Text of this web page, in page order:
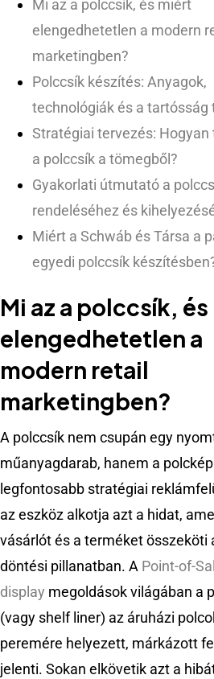
Mi az a polccsík, és miért
elengedhetetlen a modern
marketingben?
Polccsík készítés: Anyagok,
technológiák és a tartósság
Stratégiai tervezés: Hogyan
a polccsík a tömegből?
Gyakorlati útmutató a
rendeléséhez és
Miért a Schwáb és Társa a
egyedi polccsík
Mi az a polccsík,
elengedhetetlen a
modern retail
marketingben?
A polccsík nem csupán egy
műanyagdarab, hanem a polckép
legfontosabb stratégiai
az eszköz alkotja azt a hidat,
vásárlót és a terméket összeköti
döntési pillanatban. A Point-of-
display megoldások világában a
(vagy shelf liner) az áruházi
peremére helyezett, márkázott
jelenti. Sokan elkövetik azt a